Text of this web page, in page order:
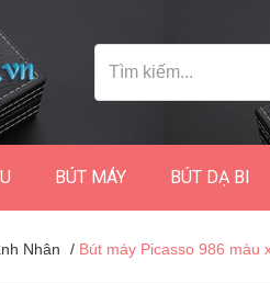
BÚT MÁY BÚT DẠ BI
Nhân / Bút máy Picasso 986 màu